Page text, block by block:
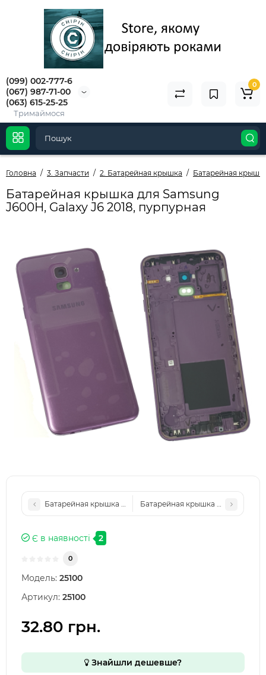
(099) 002-777-6
(067) 987-71-00
(063) 615-25-25
Тримаймося
0
Головна 3. Запчасти 2. Батарейная крышка Батарейная
Батарейная крышка для Samsung
J600H, Galaxy J6 2018, пурпурная
Батарейная крышка для Samsung J600H, Galaxy J6 2018,
Батарейная крышка для Samsung
Є в наявності 2
0
Модель: 25100
Артикул: 25100
32.80 грн.
Знайшли дешевше?